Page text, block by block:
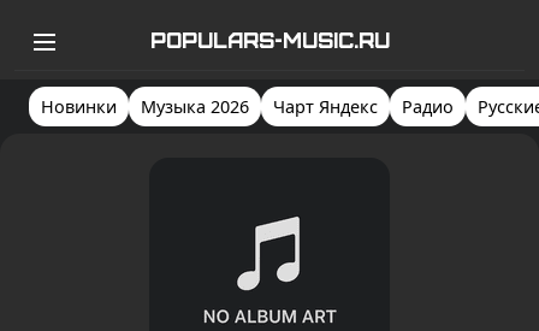
POPULARS-MUSIC.RU
Новинки Музыка 2026 Чарт Яндекс Радио